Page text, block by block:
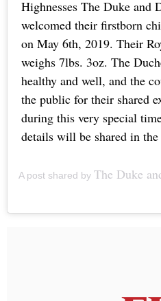
Highnesses The Duke and
welcomed their firstborn
on May 6th, 2019. Their
weighs 7lbs. 3oz. The
healthy and well, and the
the public for their shared
during this very special
details will be shared in
A post shared by The Duke